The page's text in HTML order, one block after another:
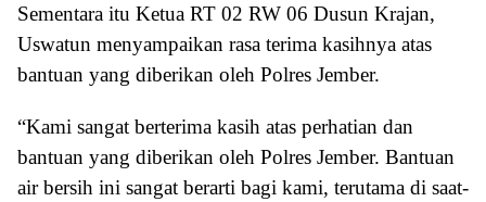
Sementara itu Ketua RT 02 RW 06 Dusun Krajan,
Uswatun menyampaikan rasa terima kasihnya atas
bantuan yang diberikan oleh Polres Jember.
“Kami sangat berterima kasih atas perhatian dan
bantuan yang diberikan oleh Polres Jember. Bantuan
air bersih ini sangat berarti bagi kami, terutama di saat-